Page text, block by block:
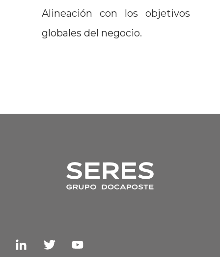
Alineación con los objetivos
globales del negocio.